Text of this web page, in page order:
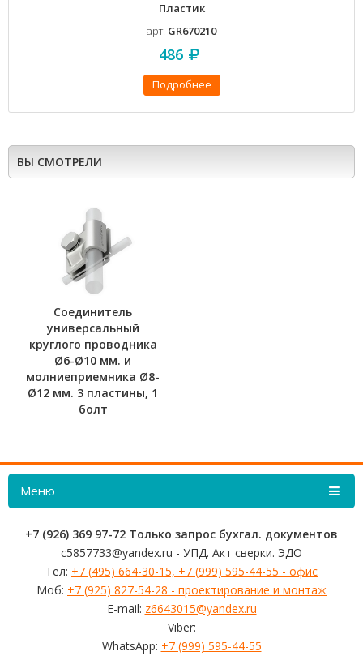
Пластик
арт. GR670210
486
Подробнее
ВЫ СМОТРЕЛИ
Соединитель
универсальный
круглого проводника
Ø6-Ø10 мм. и
молниеприемника Ø8-
Ø12 мм. 3 пластины, 1
болт
Меню
+7 (926) 369 97-72 Только запрос бухгал. документов
c5857733@yandex.ru - УПД. Акт сверки. ЭДО
Тел: +7 (495) 664-30-15, +7 (999) 595-44-55 - офис
Моб: +7 (925) 827-54-28 - проектирование и монтаж
E-mail: z6643015@yandex.ru
Viber:
WhatsApp: +7 (999) 595-44-55